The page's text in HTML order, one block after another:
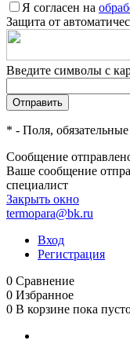
Я согласен на
Защита от
Введите символы с
* - Поля,
Сообщение
Ваше сообщение
специалист
Закрыть окно
termopara@bk.ru
Вход
Регистрация
0 Сравнение
0 Избранное
0 В корзине пока